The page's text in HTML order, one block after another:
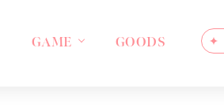
GAME GOODS